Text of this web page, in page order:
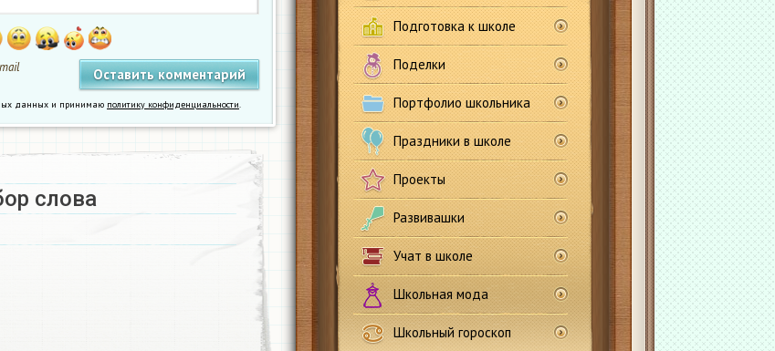
Подготовка к школе
Поделки
Портфолио школьника
Праздники в школе
Проекты
Развивашки
Учат в школе
Школьная мода
Школьный гороскоп
данных и принимаю политику конфиденциальности.
слова